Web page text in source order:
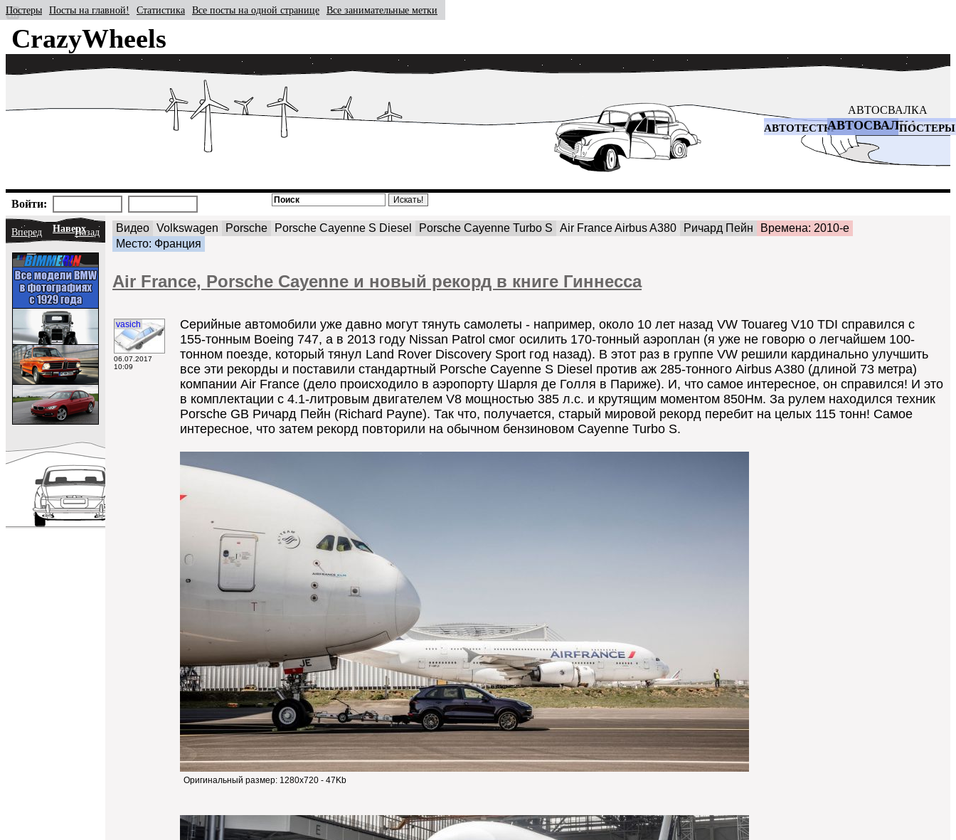
CrazyWheels
АВТОСВАЛКА
АВТОТЕСТЫАВТОСВАЛКАПОСТЕРЫ
Постеры Посты на главной! Статистика Все посты на одной странице Все занимательные метки
Войти:
Вперед НаверхНазад Видео Volkswagen Porsche Porsche Cayenne S Diesel Porsche Cayenne Turbo S Air France Airbus A380 Ричард Пейн
Времена: 2010-е
Место: Франция
Air France, Porsche Cayenne и новый рекорд в книге Гиннесса
vasich
06.07.2017
10:09
Серийные автомобили уже давно могут тянуть самолеты - например, около 10 лет назад VW Touareg V10 TDI справился с
155-тонным Boeing 747, а в 2013 году Nissan Patrol смог осилить 170-тонный аэроплан (я уже не говорю о легчайшем 100-
тонном поезде, который тянул Land Rover Discovery Sport год назад). В этот раз в группе VW решили кардинально улучшить
все эти рекорды и поставили стандартный Porsche Cayenne S Diesel против аж 285-тонного Airbus A380 (длиной 73 метра)
компании Air France (дело происходило в аэропорту Шарля де Голля в Париже). И, что самое интересное, он справился! И это
в комплектации с 4.1-литровым двигателем V8 мощностью 385 л.с. и крутящим моментом 850Нм. За рулем находился техник
Porsche GB Ричард Пейн (Richard Payne). Так что, получается, старый мировой рекорд перебит на целых 115 тонн! Самое
интересное, что затем рекорд повторили на обычном бензиновом Cayenne Turbo S.
Оригинальный размер: 1280x720 - 47Kb